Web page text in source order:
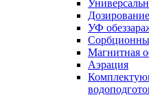
Дозирование
УФ
Магнитная
Аэрация